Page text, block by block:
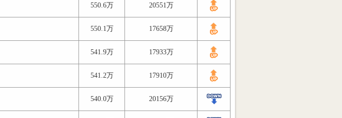
550.6万 20551万
550.1万 17658万
541.9万 17933万
541.2万 17910万
540.0万 20156万